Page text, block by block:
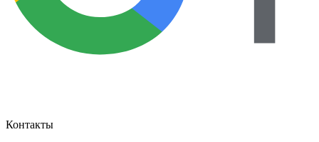
Контакты